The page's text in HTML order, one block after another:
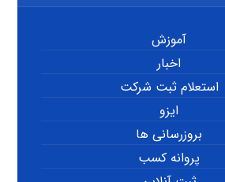
آموزش
اخبار
استعلام ثبت شرکت
ایزو
بروزرسانی ها
پروانه کسب